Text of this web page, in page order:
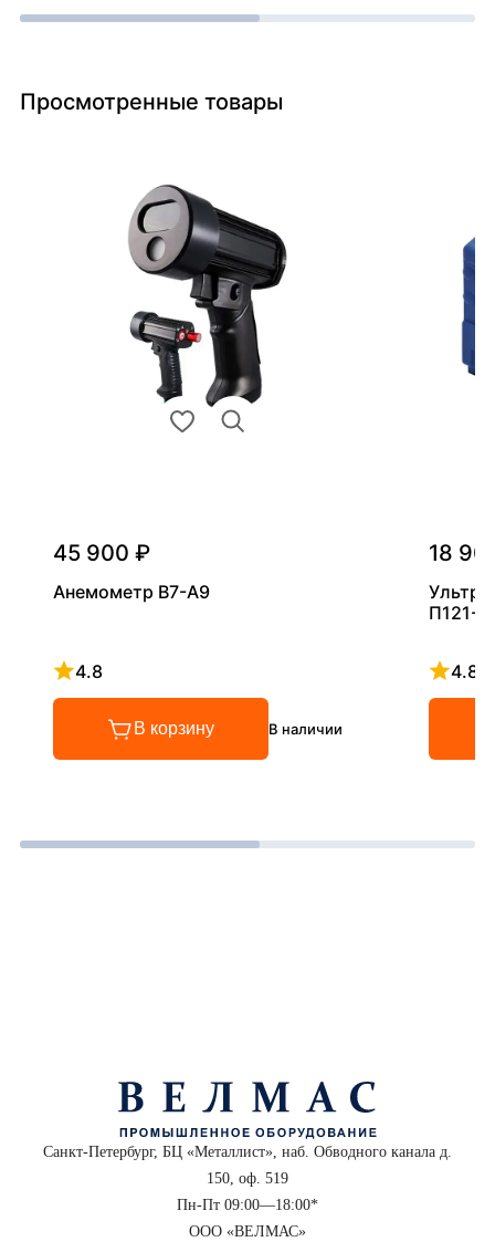
Просмотренные товары
45 900 ₽
Анемометр В7-А9
4.8
Рейтинг 4.8 из 5
В корзину В наличии
18
П121-
4.8
Санкт-Петербург, БЦ «Металлист», наб. Обводного канала д.
150, оф. 519
Пн-Пт 09:00—18:00*
ООО «ВЕЛМАС»